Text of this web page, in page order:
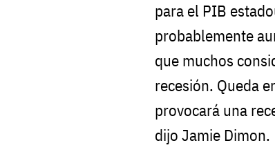
para el PIB
probablemente
que muchos
recesión. Queda
provocará una
dijo Jamie Dimon.